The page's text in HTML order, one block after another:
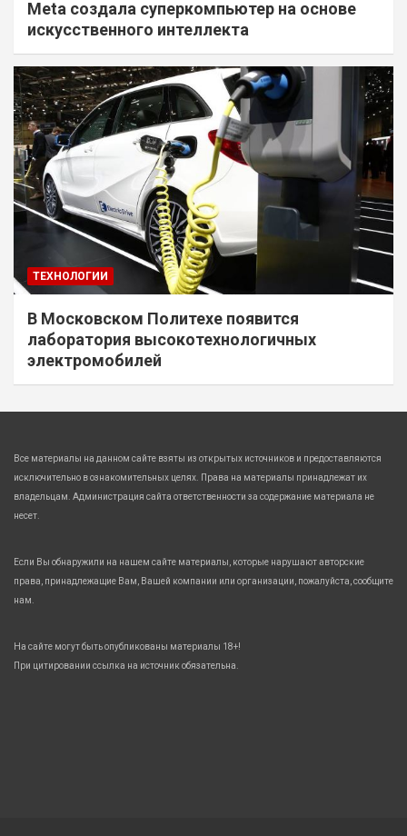
Meta создала суперкомпьютер на основе
искусственного интеллекта
ТЕХНОЛОГИИ
В Московском Политехе появится
лаборатория высокотехнологичных
электромобилей
Все материалы на данном сайте взяты из открытых источников и предоставляются
исключительно в ознакомительных целях. Права на материалы принадлежат их
владельцам. Администрация сайта ответственности за содержание материала не
несет.
Если Вы обнаружили на нашем сайте материалы, которые нарушают авторские
права, принадлежащие Вам, Вашей компании или организации, пожалуйста, сообщите
нам.
На сайте могут быть опубликованы материалы 18+!
При цитировании ссылка на источник обязательна.